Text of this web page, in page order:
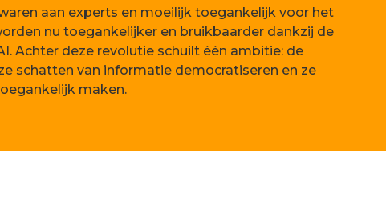
aan experts en moeilijk toegankelijk voor het
nu toegankelijker en bruikbaarder dankzij de
Achter deze revolutie schuilt één ambitie: de
schatten van informatie democratiseren en ze
maken.